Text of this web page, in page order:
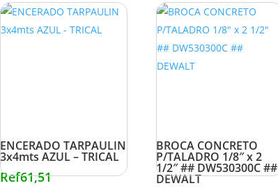
ENCERADO TARPAULIN
3x4mts AZUL – TRICAL
Ref61,51
BROCA CONCRETO
P/TALADRO 1/8″ x 2
1/2″ ## DW530300C ##
DEWALT